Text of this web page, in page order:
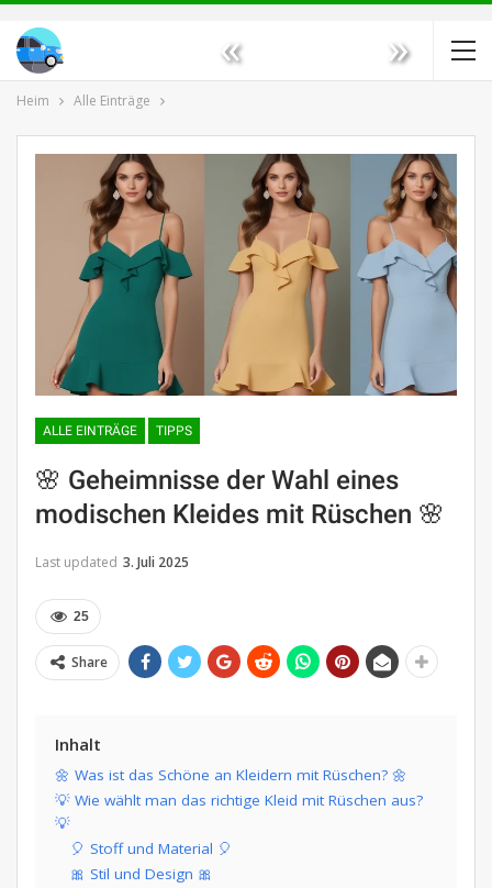
« »
Heim Alle Einträge
ALLE EINTRÄGE TIPPS
🌸 Geheimnisse der Wahl eines
modischen Kleides mit Rüschen 🌸
Last updated 3. Juli 2025
25
Share
Inhalt
🌼 Was ist das Schöne an Kleidern mit Rüschen? 🌼
💡 Wie wählt man das richtige Kleid mit Rüschen aus?
💡
🎈 Stoff und Material 🎈
🎀 Stil und Design 🎀